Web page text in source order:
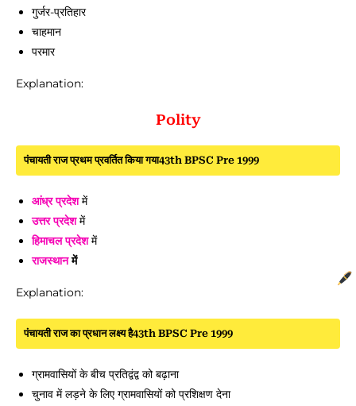
गुर्जर-प्रतिहार
चाहमान
परमार
Explanation:
Polity
पंचायती राज प्रथम प्रवर्तित किया गया43th BPSC Pre 1999
आंध्र प्रदेशमें
उत्तर प्रदेशमें
हिमाचल प्रदेशमें
राजस्थानमें
Explanation:
पंचायती राज का प्रधान लक्ष्य है43th BPSC Pre 1999
ग्रामवासियों के बीच प्रतिद्वंद्व को बढ़ाना
चुनाव में लड़ने के लिए ग्रामवासियों को प्रशिक्षण देना